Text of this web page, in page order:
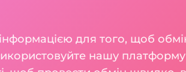
для того, щоб
нашу